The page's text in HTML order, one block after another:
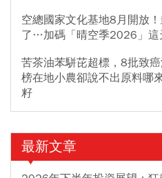
空總國家文化基地8月開放
了…加碼「晴空季2026」這
苦茶油苯駢芘超標，8批致
榜在地小農卻說不出原料哪
籽
最新文章